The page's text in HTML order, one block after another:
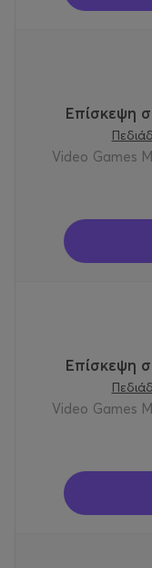
Επίσκεψη
Video Games
Επίσκεψη
Video Games